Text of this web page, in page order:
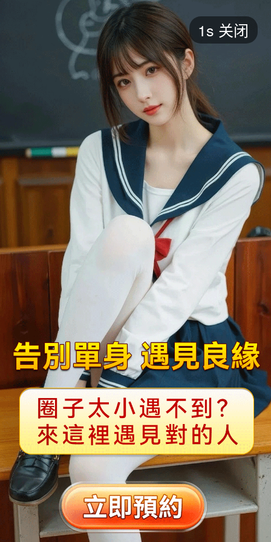
短剧
最热 添加 评分
都市 甜宠 逆袭 玄幻
2025 2024 2023 2022
全部 大陆 香港 台湾 美国 韩国 日本
1s 关闭